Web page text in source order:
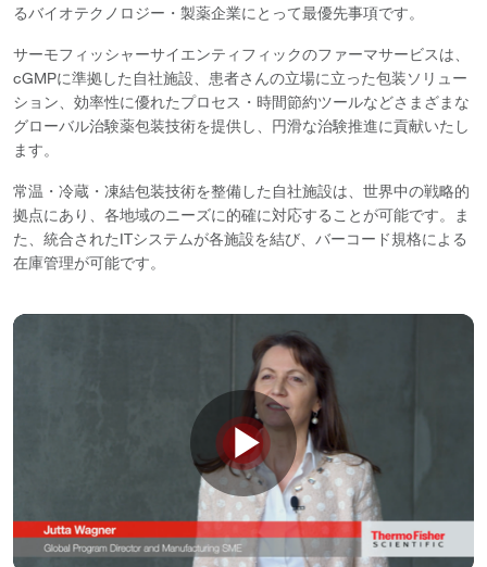
るバイオテクノロジー・製薬企業にとって最優先事項です。
サーモフィッシャーサイエンティフィックのファーマサービスは、
cGMPに準拠した自社施設、患者さんの立場に立った包装ソリュー
ション、効率性に優れたプロセス・時間節約ツールなどさまざまな
グローバル治験薬包装技術を提供し、円滑な治験推進に貢献いたし
ます。
常温・冷蔵・凍結包装技術を整備した自社施設は、世界中の戦略的
拠点にあり、各地域のニーズに的確に対応することが可能です。ま
た、統合されたITシステムが各施設を結び、バーコード規格による
在庫管理が可能です。
Play